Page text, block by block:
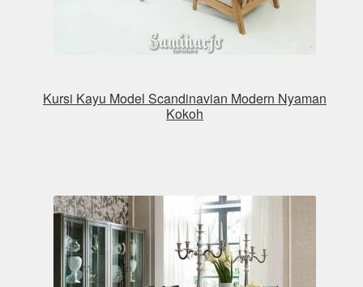
Kursi Kayu Model Scandinavian Modern Nyaman
Kokoh